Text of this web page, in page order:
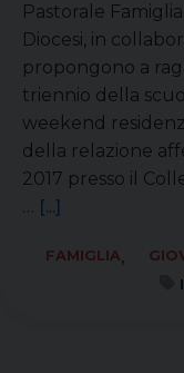
Pastorale
Diocesi, in
propongono a
triennio della
weekend
della relazione
2017 presso il
… [...]
FAMIGLIA,